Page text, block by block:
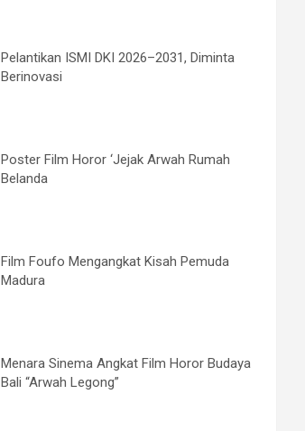
Pelantikan ISMI DKI 2026–2031, Diminta
Berinovasi
Poster Film Horor ‘Jejak Arwah Rumah
Belanda
Film Foufo Mengangkat Kisah Pemuda
Madura
Menara Sinema Angkat Film Horor Budaya
Bali “Arwah Legong”